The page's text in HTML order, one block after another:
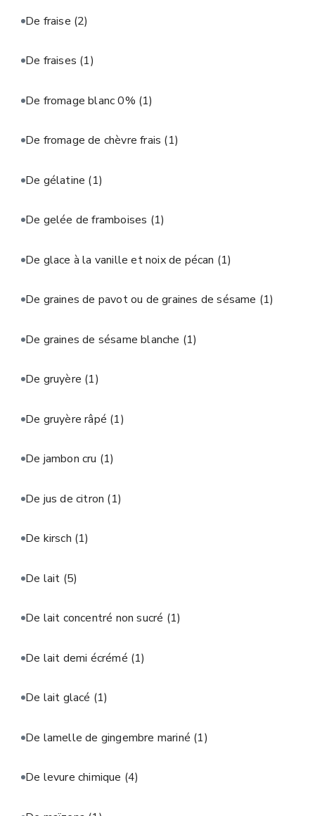
De fraise (2)
De fraises (1)
De fromage blanc 0% (1)
De fromage de chèvre frais (1)
De gélatine (1)
De gelée de framboises (1)
De glace à la vanille et noix de pécan (1)
De graines de pavot ou de graines de sésame (1)
De graines de sésame blanche (1)
De gruyère (1)
De gruyère râpé (1)
De jambon cru (1)
De jus de citron (1)
De kirsch (1)
De lait (5)
De lait concentré non sucré (1)
De lait demi écrémé (1)
De lait glacé (1)
De lamelle de gingembre mariné (1)
De levure chimique (4)